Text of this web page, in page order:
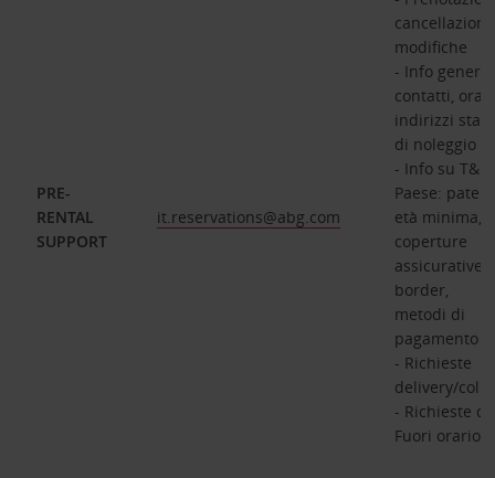
PRE-
RENTAL
SUPPORT
it.reservations@abg.com
cancellazioni
modifiche
- Info
contatti,
indirizzi
di noleggio
- Info su T&C
Paese:
età minima,
coperture
assicurative,
border,
metodi di
pagamento
- Richieste
delivery/
- Richieste di
Fuori orario